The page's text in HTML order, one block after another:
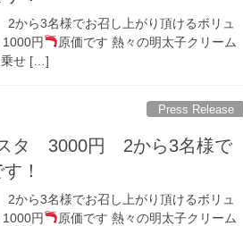
ら3名様でお召し上がり頂けるボリュ
円
原価です 熱々の明太子クリーム
乗せ […]
Press Release
タ 3000円 2から3名様で
！
ら3名様でお召し上がり頂けるボリュ
円
原価です 熱々の明太子クリーム